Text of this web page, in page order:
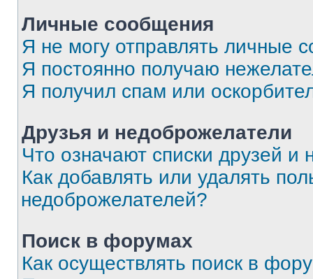
Личные сообщения
Я не могу отправлять личные
Я постоянно получаю
Я получил спам или
Друзья и недоброжелатели
Что означают списки друзей и
Как добавлять или удалять
недоброжелателей?
Поиск в форумах
Как осуществлять поиск в